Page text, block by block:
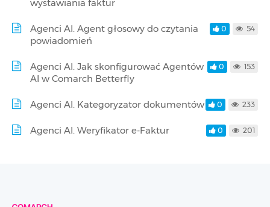
wystawiania faktur
Agenci AI. Agent głosowy do czytania
powiadomień
0 54
Agenci AI. Jak skonfigurować Agentów
AI w Comarch Betterfly
0 153
Agenci AI. Kategoryzator dokumentów 0 233
Agenci AI. Weryfikator e-Faktur 0 201